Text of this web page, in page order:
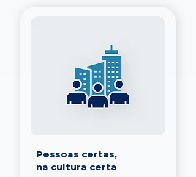
Pessoas certas,
na cultura certa